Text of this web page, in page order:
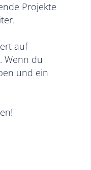
Projekte
auf
Wenn du
und ein